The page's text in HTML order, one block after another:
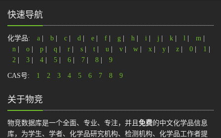
快速导航
化学品: a b c d e f g h i j k l m
n
o p q r s t u v w x y z 0 1
2
3 4 5 6 7 8 9
CAS号: 1 2 3 4 5 6 7 8 9
关于物竞
物竞数据库是一个全面、专业、专注，并且 免费的中文化学品信息
库，为学生、学者、化学品研究机构、检测机构、化学品工作者提